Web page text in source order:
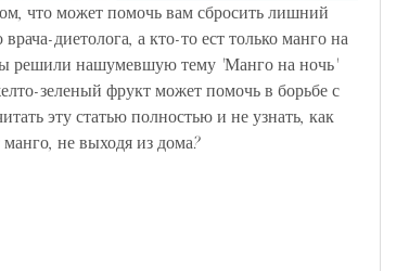
что может помочь вам сбросить лишний
диетолога, а кто-то ест только манго на
решили нашумевшую тему 'Манго на ночь'
зеленый фрукт может помочь в борьбе с
эту статью полностью и не узнать, как
не выходя из дома?